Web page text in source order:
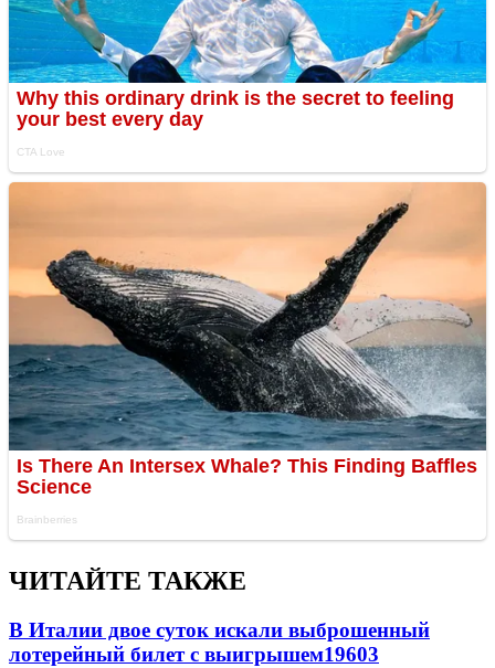
ЧИТАЙТЕ ТАКЖЕ
В Италии двое суток искали выброшенный
лотерейный билет с выигрышем19603